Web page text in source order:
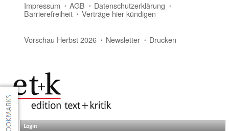
Impressum AGB Datenschutzerklärung
Barrierefreiheit Verträge hier kündigen
Vorschau Herbst 2026 Newsletter Drucken
Login